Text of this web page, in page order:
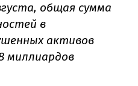
общая сумма
в
активов
миллиардов